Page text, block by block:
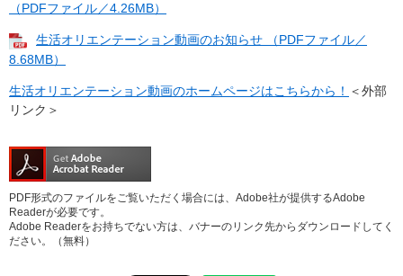
（PDFファイル／4.26MB）
生活オリエンテーション動画のお知らせ （PDFファイル／
8.68MB）
生活オリエンテーション動画のホームページはこちらから！ ＜外部
リンク＞
PDF形式のファイルをご覧いただく場合には、Adobe社が提供するAdobe
Readerが必要です。
Adobe Readerをお持ちでない方は、バナーのリンク先からダウンロードしてく
ださい。（無料）